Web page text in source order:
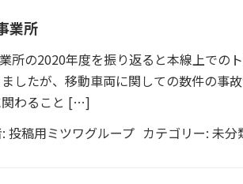
業所
所の2020年度を振り返ると本線上での
したが、移動車両に関しての数件の事
関わること […]
投稿用ミツワグループ カテゴリー: 未分